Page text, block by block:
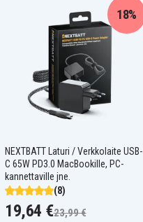
NEXTBATT Laturi / Verkkolaite USB-
C 65W PD3.0 MacBookille, PC-
kannettaville jne.
(8)
18%
19,64 €23,99 €